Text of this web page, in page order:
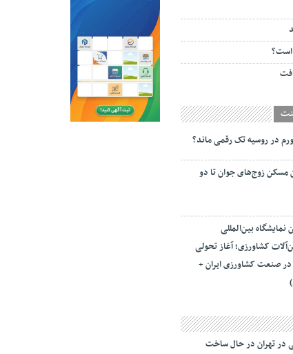
در روسیه تک رقمی ماند؟
مسکن زوج‌های جوان تا دو
نمایشگاه بین‌المللی
کشاورزی؛ آغاز تحولی
در صنعت کشاورزی ایران +